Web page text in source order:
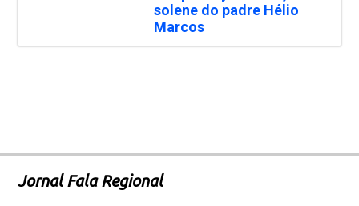
solene do padre Hélio
Marcos
Jornal Fala Regional